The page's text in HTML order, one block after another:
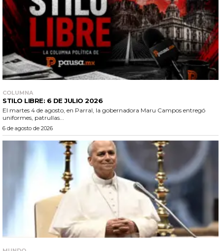
COLUMNA
STILO LIBRE: 6 DE JULIO 2026
El martes 4 de agosto, en Parral, la gobernadora Maru Campos entregó
uniformes, patrullas...
6 de agosto de 2026